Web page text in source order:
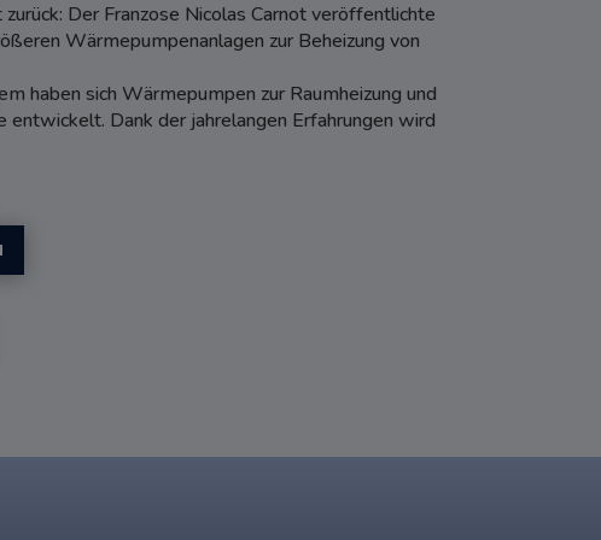
Der Franzose Nicolas Carnot veröffentlichte
Wärmepumpenanlagen zur Beheizung von
haben sich Wärmepumpen zur Raumheizung und
Dank der jahrelangen Erfahrungen wird